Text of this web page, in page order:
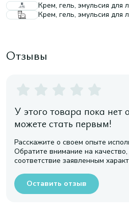
Крем, гель, эмульсия для
Крем, гель, эмульсия для
Отзывы
У этого товара пока нет
можете стать первым!
Расскажите о своем опыте
Обратите внимание на качество,
соответствие заявленным
Оставить отзыв